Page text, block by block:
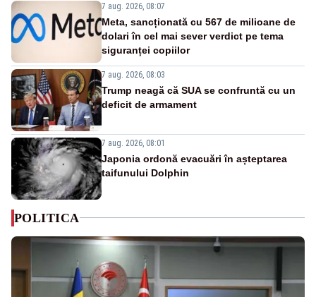
7 aug. 2026, 08:07
Meta, sancționată cu 567 de milioane de
dolari în cel mai sever verdict pe tema
siguranței copiilor
7 aug. 2026, 08:03
Trump neagă că SUA se confruntă cu un
deficit de armament
7 aug. 2026, 08:01
Japonia ordonă evacuări în așteptarea
taifunului Dolphin
POLITICA